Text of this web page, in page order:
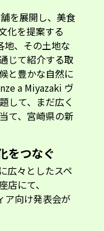
地、その土地な
て紹介する取
と豊かな自然に
a Miyazaki ヴ
して、まだ広く
て、宮崎県の新
つなぐ
々としたスペ
店にて、
ア向け発表会が
をはじめ、宮崎